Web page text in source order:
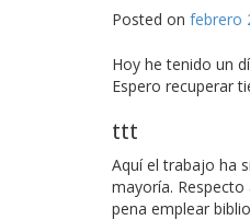
Posted on febrero
Hoy he tenido un
Espero recuperar
ttt
Aquí el trabajo ha
mayoría.
pena emplear